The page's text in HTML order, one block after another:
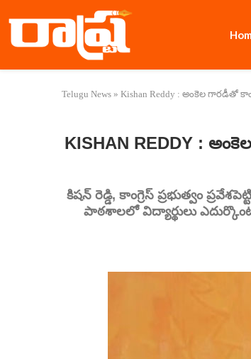
Telugu News » Kishan Reddy : అంకెల గారడీతో
KISHAN REDDY :
కిషన్ రెడ్డి, కాంగ్రెస్ ప్రభుత్వం
పాఠశాలలో విద్యార్థులు